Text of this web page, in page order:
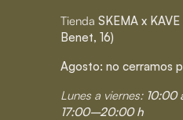
Tienda SKEMA x
Benet, 16)
Agosto: no cerramos
Lunes a viernes: 10:00
17:00–20:00 h